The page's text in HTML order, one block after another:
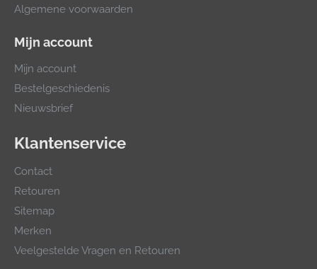
Algemene voorwaarden
Mijn account
Mijn account
Bestelgeschiedenis
Nieuwsbrief
Klantenservice
Contact
Retouren
Sitemap
Merken
Veelgestelde Vragen en Retouren